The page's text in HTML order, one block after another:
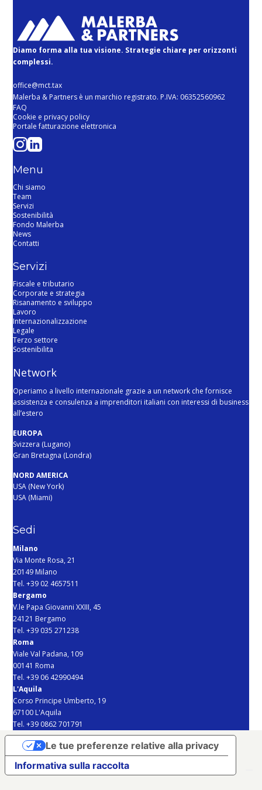
Diamo forma alla tua visione. Strategie chiare per orizzonti
complessi.
office@mct.tax
Malerba & Partners è un marchio registrato. P.IVA: 06352560962
FAQ
Cookie e privacy policy
Portale fatturazione elettronica
Menu
Chi siamo
Team
Servizi
Sostenibilità
Fondo Malerba
News
Contatti
Servizi
Fiscale e tributario
Corporate e strategia
Risanamento e sviluppo
Lavoro
Internazionalizzazione
Legale
Terzo settore
Sostenibilita
Network
Operiamo a livello internazionale grazie a un network che fornisce
assistenza e consulenza a imprenditori italiani con interessi di business
all’estero
EUROPA
Svizzera (Lugano)
Gran Bretagna (Londra)
NORD AMERICA
USA (New York)
USA (Miami)
Sedi
Milano
Via Monte Rosa, 21
20149 Milano
Tel. +39 02 4657511
Bergamo
V.le Papa Giovanni XXIII, 45
24121 Bergamo
Tel. +39 035 271238
Roma
Viale Val Padana, 109
00141 Roma
Tel. +39 06 42990494
L'Aquila
Corso Principe Umberto, 19
67100 L'Aquila
Tel. +39 0862 701791
Informativa sulla raccolta
Le tue preferenze relative alla privacy